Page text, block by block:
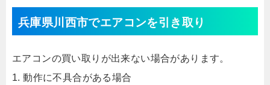
兵庫県川西市でエアコンを引き取り
エアコンの買い取りが出来ない場合があります。
1. 動作に不具合がある場合